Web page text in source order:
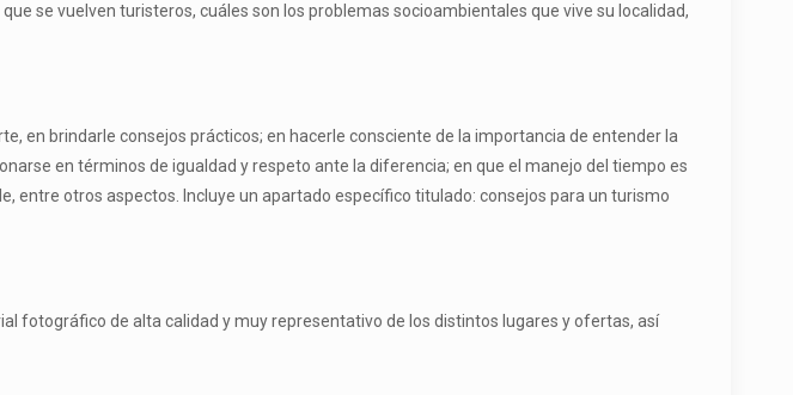
se vuelven turisteros, cuáles son los problemas socioambientales que vive su localidad,
en brindarle consejos prácticos; en hacerle consciente de la importancia de entender la
en términos de igualdad y respeto ante la diferencia; en que el manejo del tiempo es
entre otros aspectos. Incluye un apartado específico titulado: consejos para un turismo
fotográfico de alta calidad y muy representativo de los distintos lugares y ofertas, así